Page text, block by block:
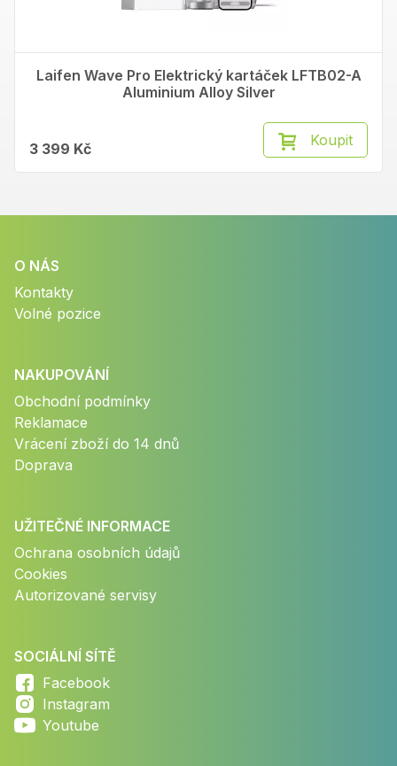
Laifen Wave Pro Elektrický kartáček LFTB02-A
Aluminium Alloy Silver
3 399 Kč Koupit
O NÁS
Kontakty
Volné pozice
NAKUPOVÁNÍ
Obchodní podmínky
Reklamace
Vrácení zboží do 14 dnů
Doprava
UŽITEČNÉ INFORMACE
Ochrana osobních údajů
Cookies
Autorizované servisy
SOCIÁLNÍ SÍTĚ
Facebook
Instagram
Youtube